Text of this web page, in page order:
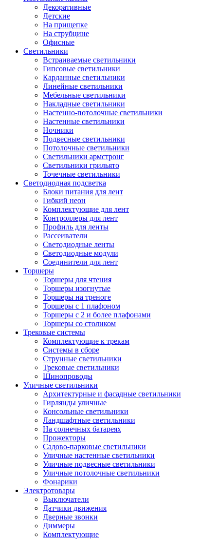
Декоративные
Детские
На прищепке
На струбцине
Офисные
Светильники
Встраиваемые светильники
Гипсовые светильники
Карданные светильники
Линейные светильники
Мебельные светильники
Накладные светильники
Настенно-потолочные светильники
Настенные светильники
Ночники
Подвесные светильники
Потолочные светильники
Светильники армстронг
Светильники грильято
Точечные светильники
Светодиодная подсветка
Блоки питания для лент
Гибкий неон
Комплектующие для лент
Контроллеры для лент
Профиль для ленты
Рассеиватели
Светодиодные ленты
Светодиодные модули
Соединители для лент
Торшеры
Торшеры для чтения
Торшеры изогнутые
Торшеры на треноге
Торшеры с 1 плафоном
Торшеры с 2 и более плафонами
Торшеры со столиком
Трековые системы
Комплектующие к трекам
Системы в сборе
Струнные светильники
Трековые светильники
Шинопроводы
Уличные светильники
Архитектурные и фасадные светильники
Гирлянды уличные
Консольные светильники
Ландшафтные светильники
На солнечных батареях
Прожекторы
Садово-парковые светильники
Уличные настенные светильники
Уличные подвесные светильники
Уличные потолочные светильники
Фонарики
Электротовары
Выключатели
Датчики движения
Дверные звонки
Диммеры
Комплектующие